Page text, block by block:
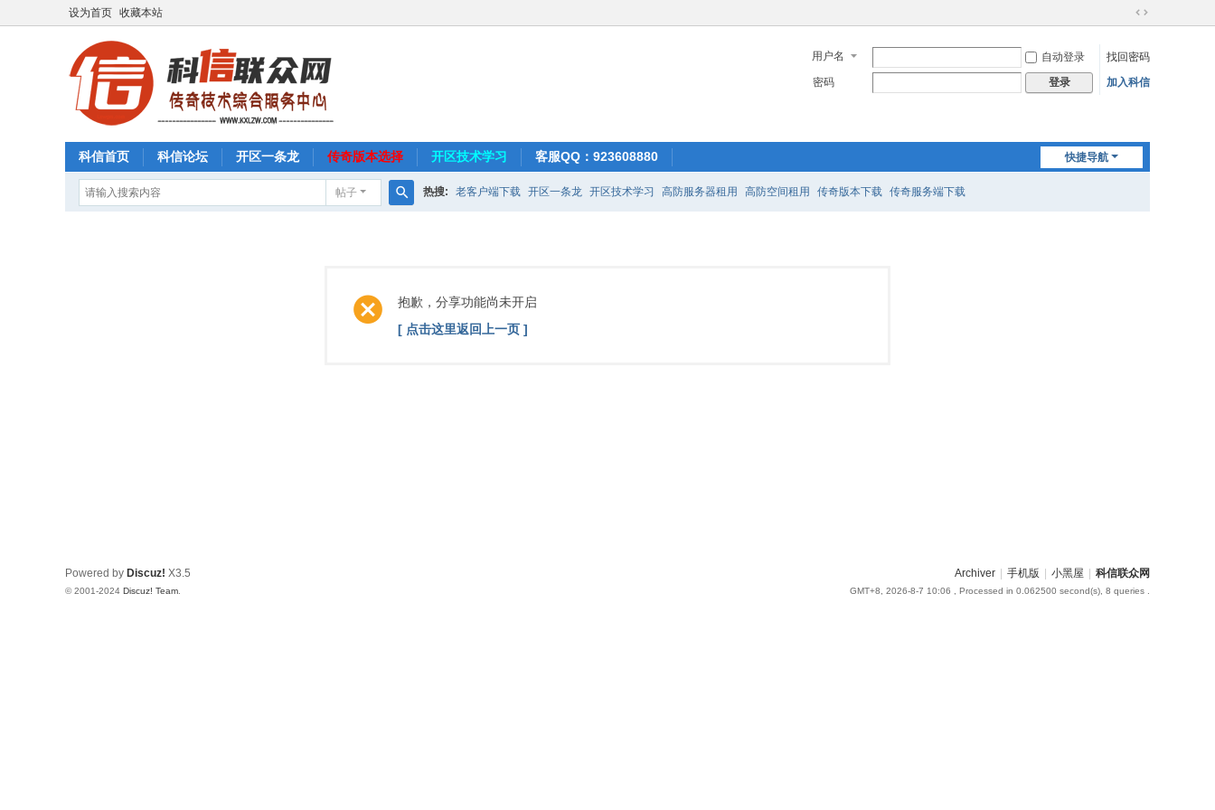
设为首页 收藏本站
切
到
宽
用户名 自动登录
找回密码
密码
登录 加入科信
快捷导航
科信首页 科信论坛 开区一条龙 传奇版本选择 开区技术学习 客服QQ：923608880
帖子 热搜: 老客户端下载 开区一条龙 开区技术学习 高防服务器租用 高防空间租用 传奇版本下载 传奇服务端下载
抱歉，分享功能尚未开启
[ 点击这里返回上一页 ]
Archiver 手机版 小黑屋 科信联众网
GMT+8, 2026-8-7 10:06 , Processed in 0.062500 second(s), 8 queries .
Powered by Discuz! X3.5
© 2001-2024 Discuz! Team